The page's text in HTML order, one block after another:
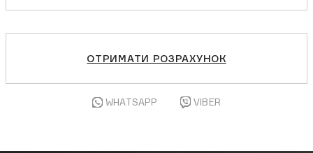
ОТРИМАТИ РОЗРАХУНОК
WHATSAPP VIBER